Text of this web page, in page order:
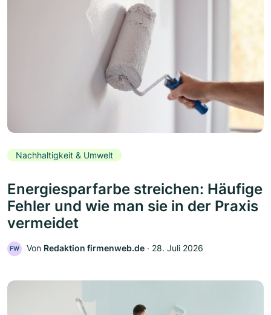
Nachhaltigkeit & Umwelt
Energiesparfarbe streichen: Häufige
Fehler und wie man sie in der Praxis
vermeidet
FW Von Redaktion firmenweb.de ‧ 28. Juli 2026